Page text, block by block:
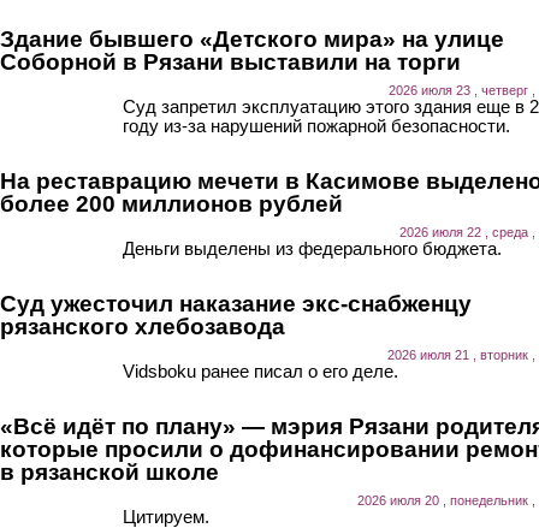
Здание бывшего «Детского мира» на улице
Соборной в Рязани выставили на торги
2026 июля 23 , четверг ,
Суд запретил эксплуатацию этого здания еще в
году из-за нарушений пожарной безопасности.
На реставрацию мечети в Касимове
более 200 миллионов рублей
2026 июля 22 , среда ,
Деньги выделены из федерального бюджета.
Суд ужесточил наказание экс-снабженцу
рязанского хлебозавода
2026 июля 21 , вторник ,
Vidsboku ранее писал о его деле.
«Всё идёт по плану» — мэрия Рязани
которые просили о дофинансировании
в рязанской школе
2026 июля 20 , понедельник ,
Цитируем.